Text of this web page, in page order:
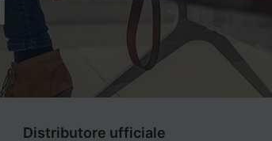
Distributore ufficiale